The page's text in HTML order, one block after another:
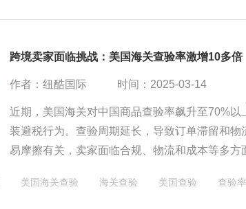
跨境卖家面临挑战：美国海关查验率激增10多倍
作者：纽酷国际 时间：2025-03-14
近期，美国海关对中国商品查验率飙升至70%以
装避税行为。查验周期延长，导致订单滞留和物
易摩擦有关，卖家面临合规、物流和成本等多方
美国海关查验 海关查验 美国查验 查验率